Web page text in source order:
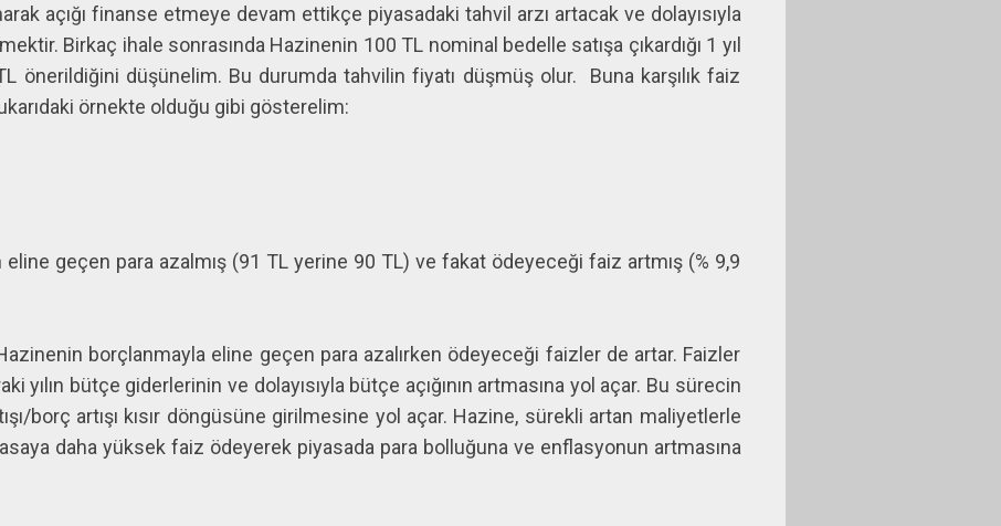
açığı finanse etmeye devam ettikçe piyasadaki tahvil arzı artacak ve dolayısıyla
Birkaç ihale sonrasında Hazinenin 100 TL nominal bedelle satışa çıkardığı 1 yıl
önerildiğini düşünelim. Bu durumda tahvilin fiyatı düşmüş olur. Buna karşılık faiz
örnekte olduğu gibi gösterelim:
geçen para azalmış (91 TL yerine 90 TL) ve fakat ödeyeceği faiz artmış (% 9,9
borçlanmayla eline geçen para azalırken ödeyeceği faizler de artar. Faizler
yılın bütçe giderlerinin ve dolayısıyla bütçe açığının artmasına yol açar. Bu sürecin
borç artışı kısır döngüsüne girilmesine yol açar. Hazine, sürekli artan maliyetlerle
daha yüksek faiz ödeyerek piyasada para bolluğuna ve enflasyonun artmasına